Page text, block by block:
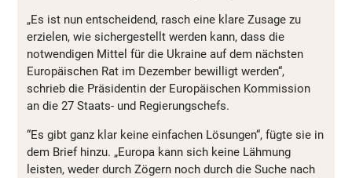
„Es ist nun entscheidend, rasch eine klare Zusage zu
erzielen, wie sichergestellt werden kann, dass die
notwendigen Mittel für die Ukraine auf dem nächsten
Europäischen Rat im Dezember bewilligt werden“,
schrieb die Präsidentin der Europäischen Kommission
an die 27 Staats- und Regierungschefs.
“Es gibt ganz klar keine einfachen Lösungen“, fügte sie in
dem Brief hinzu. „Europa kann sich keine Lähmung
leisten, weder durch Zögern noch durch die Suche nach